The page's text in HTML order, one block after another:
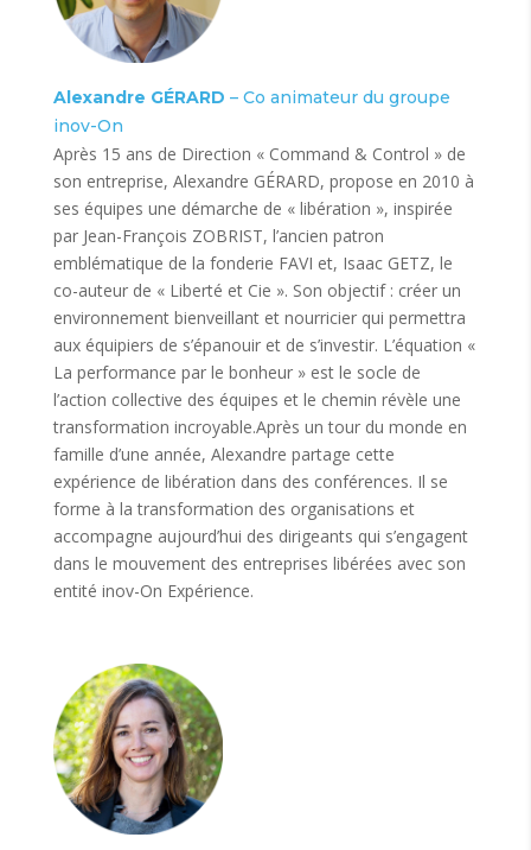
Alexandre GÉRARD – Co animateur du groupe
inov-On
Après 15 ans de Direction « Command & Control » de
son entreprise, Alexandre GÉRARD, propose en 2010 à
ses équipes une démarche de « libération », inspirée
par Jean-François ZOBRIST, l’ancien patron
emblématique de la fonderie FAVI et, Isaac GETZ, le
co-auteur de « Liberté et Cie ». Son objectif : créer un
environnement bienveillant et nourricier qui permettra
aux équipiers de s’épanouir et de s’investir. L’équation «
La performance par le bonheur » est le socle de
l’action collective des équipes et le chemin révèle une
transformation incroyable.Après un tour du monde en
famille d’une année, Alexandre partage cette
expérience de libération dans des conférences. Il se
forme à la transformation des organisations et
accompagne aujourd’hui des dirigeants qui s’engagent
dans le mouvement des entreprises libérées avec son
entité inov-On Expérience.